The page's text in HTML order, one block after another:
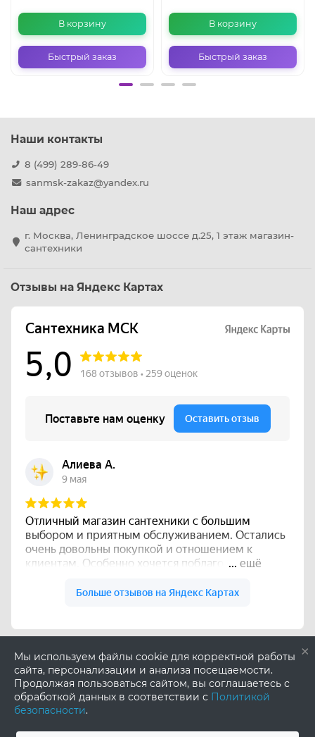
×
Мы используем файлы cookie для корректной работы
сайта, персонализации и анализа посещаемости.
Продолжая пользоваться сайтом, вы соглашаетесь с
обработкой данных в соответствии с Политикой
безопасности.
В корзину
Быстрый заказ
В корзину
Быстрый заказ
Наши контакты
8 (499) 289-86-49
sanmsk-zakaz@yandex.ru
Наш адрес
г. Москва, Ленинградское шоссе д.25, 1 этаж магазин-
сантехники
Отзывы на Яндекс Картах